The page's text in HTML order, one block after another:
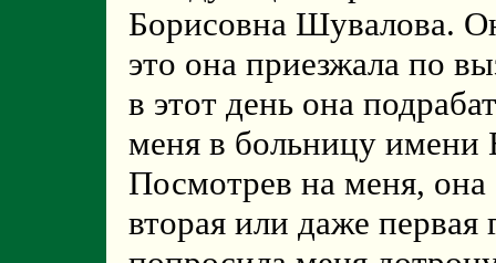
Борисовна Шувалова.
это она приезжала по
в этот день она
меня в больницу имени
Посмотрев на меня, она
вторая или даже